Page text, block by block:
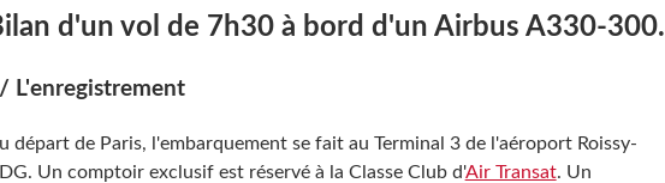
d'un vol de 7h30 à bord d'un Airbus A330-300.
L'enregistrement
départ de Paris, l'embarquement se fait au Terminal 3 de l'aéroport Roissy-
Un comptoir exclusif est réservé à la Classe Club d'Air Transat. Un